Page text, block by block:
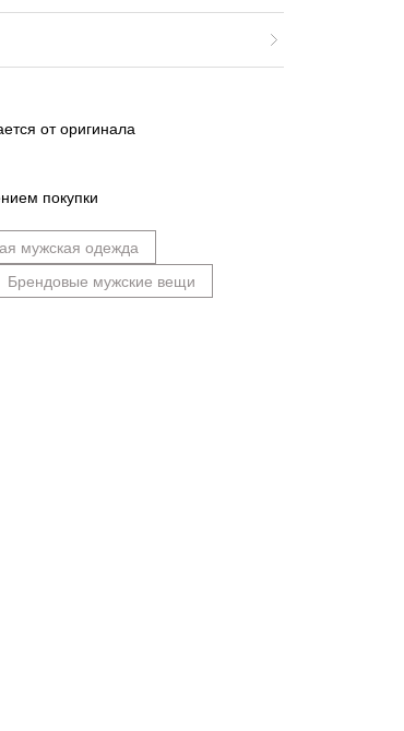
от оригинала
покупки
мужская одежда
Брендовые мужские вещи